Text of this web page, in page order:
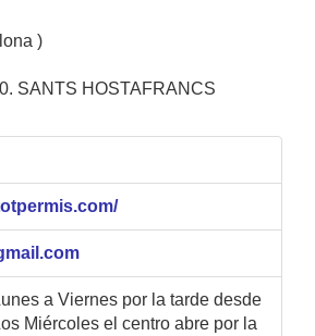
)
SANTS HOSTAFRANCS
a Viernes por la tarde desde
Miércoles el centro abre por la